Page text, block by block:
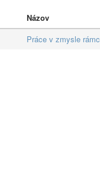
Názov
Práce v zmysle